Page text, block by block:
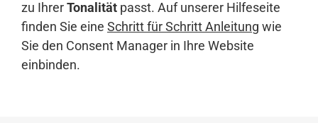
zu IhrerTonalität passt. Auf unserer Hilfeseite
finden Sie eine Schritt für Schritt Anleitung wie
Sie den Consent Manager in Ihre Website
einbinden.